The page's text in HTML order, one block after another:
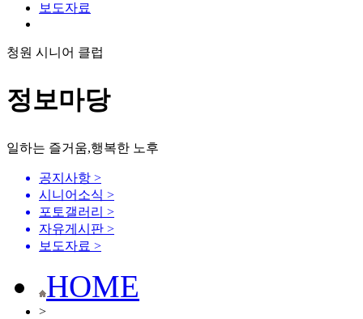
보도자료
청원 시니어 클럽
정보마당
일하는 즐거움,행복한 노후
공지사항 >
시니어소식 >
포토갤러리 >
자유게시판 >
보도자료 >
HOME
>